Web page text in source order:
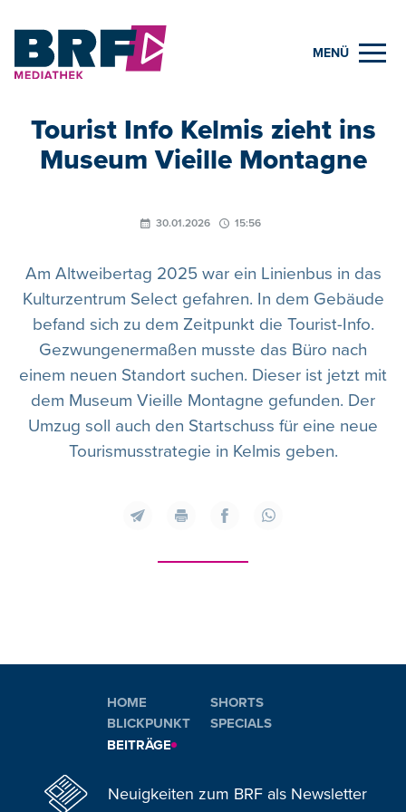
MENÜ
Tourist Info Kelmis zieht ins
Museum Vieille Montagne
30.01.2026 15:56
Am Altweibertag 2025 war ein Linienbus in das
Kulturzentrum Select gefahren. In dem Gebäude
befand sich zu dem Zeitpunkt die Tourist-Info.
Gezwungenermaßen musste das Büro nach
einem neuen Standort suchen. Dieser ist jetzt mit
dem Museum Vieille Montagne gefunden. Der
Umzug soll auch den Startschuss für eine neue
Tourismusstrategie in Kelmis geben.
HOME
BLICKPUNKT
BEITRÄGE
SHORTS
SPECIALS
Neuigkeiten zum BRF als Newsletter